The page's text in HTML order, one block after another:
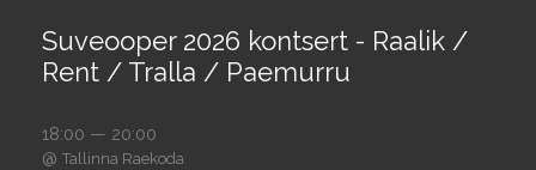
Suveooper 2026 kontsert - Raalik /
Rent / Tralla / Paemurru
18:00 — 20:00
@ Tallinna Raekoda